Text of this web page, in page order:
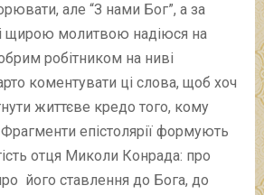
але “З нами Бог”, а за
молитвою надіюся на
робітником на ниві
коментувати ці слова, щоб хоч
життєве кредо того, кому
епістолярії формують
отця Миколи Конрада: про
його ставлення до Бога, до